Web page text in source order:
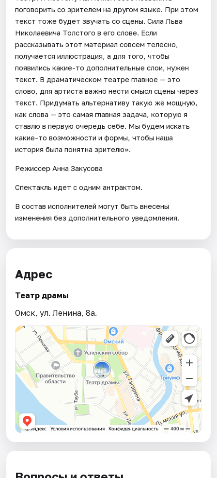
поговорить со зрителем на другом языке. При этом
текст тоже будет звучать со сцены. Сила Льва
Николаевича Толстого в его слове. Если
рассказывать этот материал совсем телесно,
получается иллюстрация, а для того, чтобы
появились какие-то дополнительные слои, нужен
текст. В драматическом театре главное — это
слово, для артиста важно нести смысл сцены через
текст. Придумать альтернативу такую же мощную,
как слова — это самая главная задача, которую я
ставлю в первую очередь себе. Мы будем искать
какие-то возможности и формы, чтобы наша
история была понятна зрителю».
Режиссер Анна Закусова
Спектакль идет с одним антрактом.
В состав исполнителей могут быть внесены
изменения без дополнительного уведомления.
Адрес
Театр драмы
Омск, ул. Ленина, 8а.